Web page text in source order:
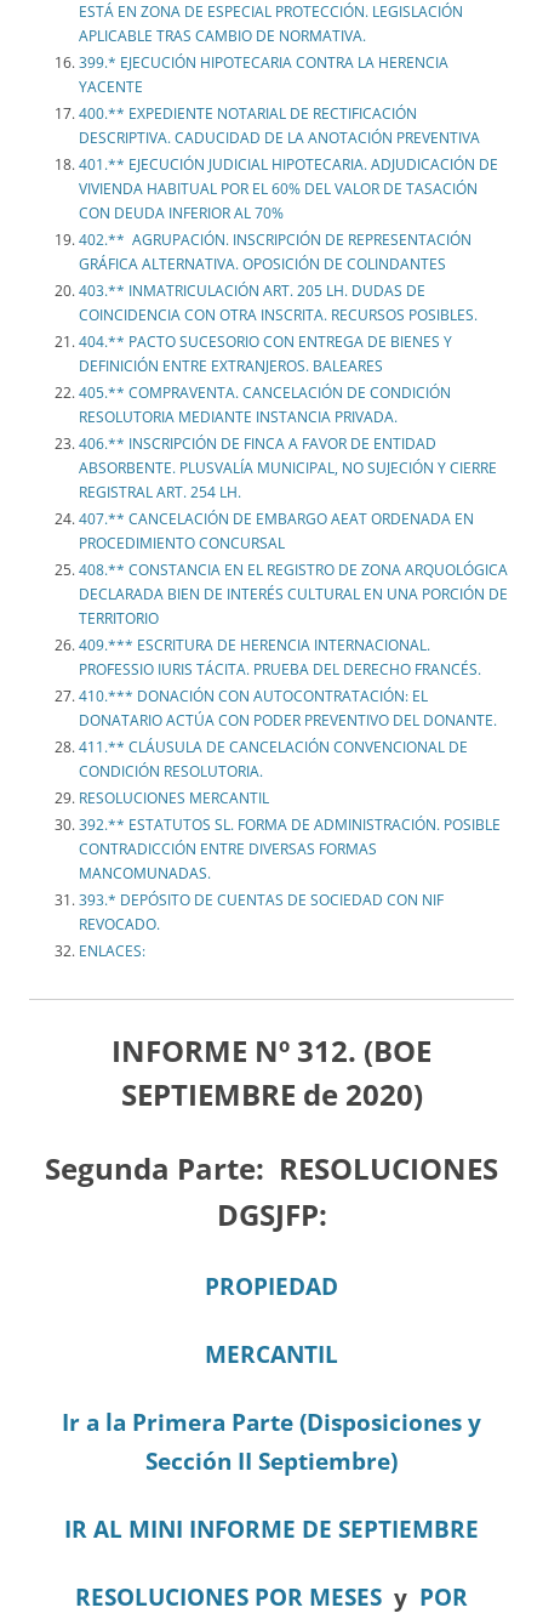
ESTÁ EN ZONA DE ESPECIAL PROTECCIÓN. LEGISLACIÓN
APLICABLE TRAS CAMBIO DE NORMATIVA.
399.* EJECUCIÓN HIPOTECARIA CONTRA LA HERENCIA
YACENTE
400.** EXPEDIENTE NOTARIAL DE RECTIFICACIÓN
DESCRIPTIVA. CADUCIDAD DE LA ANOTACIÓN PREVENTIVA
401.** EJECUCIÓN JUDICIAL HIPOTECARIA. ADJUDICACIÓN DE
VIVIENDA HABITUAL POR EL 60% DEL VALOR DE TASACIÓN
CON DEUDA INFERIOR AL 70%
402.** AGRUPACIÓN. INSCRIPCIÓN DE REPRESENTACIÓN
GRÁFICA ALTERNATIVA. OPOSICIÓN DE COLINDANTES
403.** INMATRICULACIÓN ART. 205 LH. DUDAS DE
COINCIDENCIA CON OTRA INSCRITA. RECURSOS POSIBLES.
404.** PACTO SUCESORIO CON ENTREGA DE BIENES Y
DEFINICIÓN ENTRE EXTRANJEROS. BALEARES
405.** COMPRAVENTA. CANCELACIÓN DE CONDICIÓN
RESOLUTORIA MEDIANTE INSTANCIA PRIVADA.
406.** INSCRIPCIÓN DE FINCA A FAVOR DE ENTIDAD
ABSORBENTE. PLUSVALÍA MUNICIPAL, NO SUJECIÓN Y CIERRE
REGISTRAL ART. 254 LH.
407.** CANCELACIÓN DE EMBARGO AEAT ORDENADA EN
PROCEDIMIENTO CONCURSAL
408.** CONSTANCIA EN EL REGISTRO DE ZONA ARQUOLÓGICA
DECLARADA BIEN DE INTERÉS CULTURAL EN UNA PORCIÓN DE
TERRITORIO
409.*** ESCRITURA DE HERENCIA INTERNACIONAL.
PROFESSIO IURIS TÁCITA. PRUEBA DEL DERECHO FRANCÉS.
410.*** DONACIÓN CON AUTOCONTRATACIÓN: EL
DONATARIO ACTÚA CON PODER PREVENTIVO DEL DONANTE.
411.** CLÁUSULA DE CANCELACIÓN CONVENCIONAL DE
CONDICIÓN RESOLUTORIA.
RESOLUCIONES MERCANTIL
392.** ESTATUTOS SL. FORMA DE ADMINISTRACIÓN. POSIBLE
CONTRADICCIÓN ENTRE DIVERSAS FORMAS
MANCOMUNADAS.
393.* DEPÓSITO DE CUENTAS DE SOCIEDAD CON NIF
REVOCADO.
ENLACES:
INFORME Nº 312. (BOE
SEPTIEMBRE de 2020)
Segunda Parte: RESOLUCIONES
DGSJFP:
PROPIEDAD
MERCANTIL
Ir a la Primera Parte (Disposiciones y
Sección II Septiembre)
IR AL MINI INFORME DE SEPTIEMBRE
RESOLUCIONES POR MESES y POR